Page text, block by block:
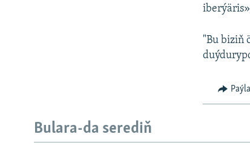
"Bu biziň
Bulara-da serediň